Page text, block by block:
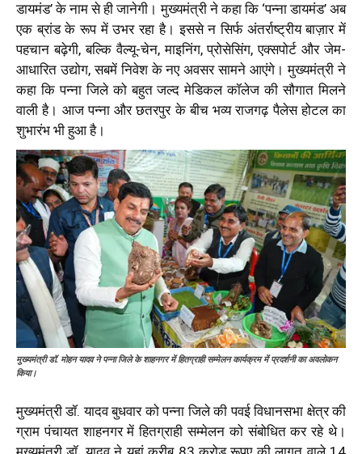
डायमंड’ के नाम से ही जानेगी। मुख्यमंत्री ने कहा कि ‘पन्ना डायमंड’ अब
एक ब्रांड के रूप में उभर रहा है। इससे न सिर्फ अंतर्राष्ट्रीय बाज़ार में
पहचान बढ़ेगी, बल्कि वैल्यू-चेन, माइनिंग, प्रोसेसिंग, एक्सपोर्ट और जेम-
आधारित उद्योग, सबमें निवेश के नए अवसर सामने आएंगे। मुख्यमंत्री ने
कहा कि पन्ना जिले को बहुत जल्द मेडिकल कॉलेज की सौगात मिलने
वाली है। आज पन्ना और छतरपुर के बीच भव्य राजगढ़ पैलेस होटल का
शुभारंभ भी हुआ है।
मुख्यमंत्री डॉ. मोहन यादव ने पन्ना जिले के शाहनगर में हितग्राही सम्मेलन कार्यक्रम में प्रदर्शनी का अवलोकन
किया।
मुख्यमंत्री डॉ. यादव बुधवार को पन्ना जिले की पवई विधानसभा क्षेत्र की
ग्राम पंचायत शाहनगर में हितग्राही सम्मेलन को संबोधित कर रहे थे।